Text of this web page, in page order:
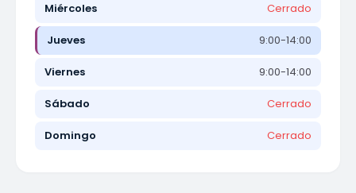
Miércoles Cerrado
Jueves 9:00-14:00
Viernes 9:00-14:00
Sábado Cerrado
Domingo Cerrado